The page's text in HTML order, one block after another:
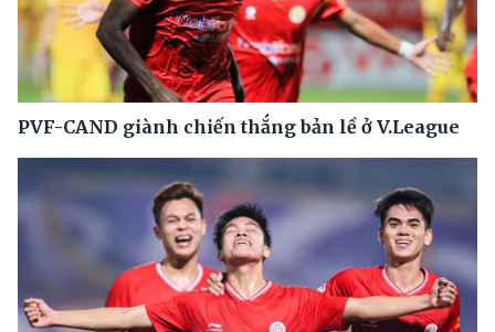
PVF-CAND giành chiến thắng bản lề ở V.League